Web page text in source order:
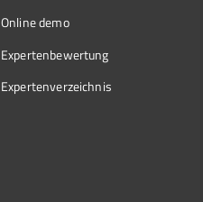
Online demo
Expertenbewertung
Expertenverzeichnis